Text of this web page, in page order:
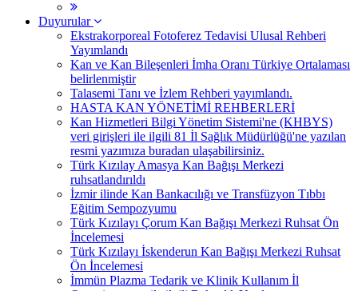
Duyurular
Ekstrakorporeal Fotoferez Tedavisi Ulusal Rehberi
Yayımlandı
Kan ve Kan Bileşenleri İmha Oranı Türkiye Ortalaması
belirlenmiştir
Talasemi Tanı ve İzlem Rehberi yayımlandı.
HASTA KAN YÖNETİMİ REHBERLERİ
Kan Hizmetleri Bilgi Yönetim Sistemi'ne (KHBYS)
veri girişleri ile ilgili 81 İl Sağlık Müdürlüğü'ne yazılan
resmi yazımıza buradan ulaşabilirsiniz.
Türk Kızılay Amasya Kan Bağışı Merkezi
ruhsatlandırıldı
İzmir ilinde Kan Bankacılığı ve Transfüzyon Tıbbı
Eğitim Sempozyumu
Türk Kızılayı Çorum Kan Bağışı Merkezi Ruhsat Ön
İncelemesi
Türk Kızılayı İskenderun Kan Bağışı Merkezi Ruhsat
Ön İncelemesi
İmmün Plazma Tedarik ve Klinik Kullanım İl